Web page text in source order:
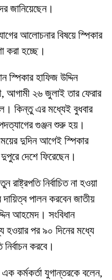
জানিয়েছেন।
আলোচনার বিষয়ে স্পিকার
করা হচ্ছে।
স্পিকার হাফিজ উদ্দিন
২৬ জুলাই তার ফেরার
কিন্তু এর মধ্যেই বুধবার
পদত্যাগের গুঞ্জন শুরু হয়।
দুদিন আগেই স্পিকার
দেশে ফিরেছেন।
রাষ্ট্রপতি নির্বাচিত না হওয়া
দায়িত্ব পালন করবেন জাতীয়
আহমেদ। সংবিধান
হওয়ার পর ৯০ দিনের মধ্যে
করবে।
এক কর্মকর্তা যুগান্তরকে বলেন,